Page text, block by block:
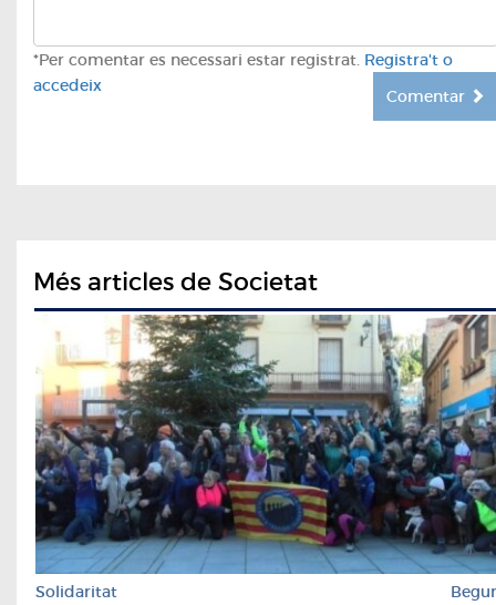
*Per comentar es necessari estar registrat. Registra't o
accedeix
Comentar
Més articles de Societat
Solidaritat Begur